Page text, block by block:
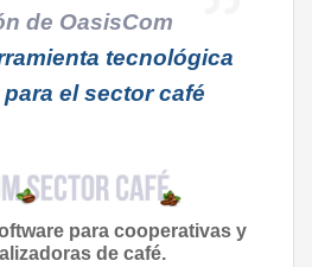
de OasisCom
tecnológica
el sector café
para cooperativas y
de café.